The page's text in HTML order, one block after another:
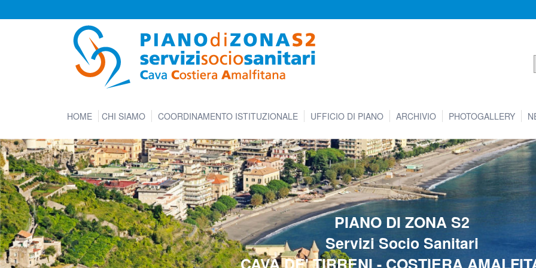
HOME CHI SIAMO COORDINAMENTO ISTITUZIONALE UFFICIO DI PIANO ARCHIVIO PHOTOGALLERY
PIANO DI ZONA S2
Servizi Socio Sanitari